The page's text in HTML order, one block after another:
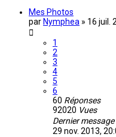
Mes Photos
par Nymphea » 16 juil.
1
2
3
4
5
6
60 Réponses
92020 Vues
Dernier message
29 nov. 2013,